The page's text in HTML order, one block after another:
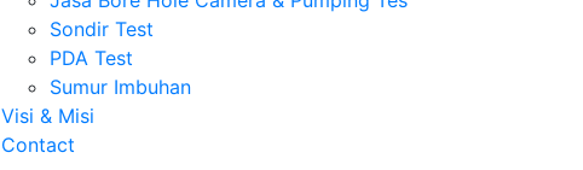
Sondir Test
PDA Test
Sumur Imbuhan
Visi & Misi
Contact